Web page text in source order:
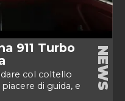
911 Turbo
col coltello
di guida, e
NEWS